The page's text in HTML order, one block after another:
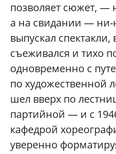
позволяет сюжет, —
а на свидании — ни-
выпускал
съеживался и тихо
одновременно с
по художественной
шел вверх по
партийной — и с
кафедрой
уверенно